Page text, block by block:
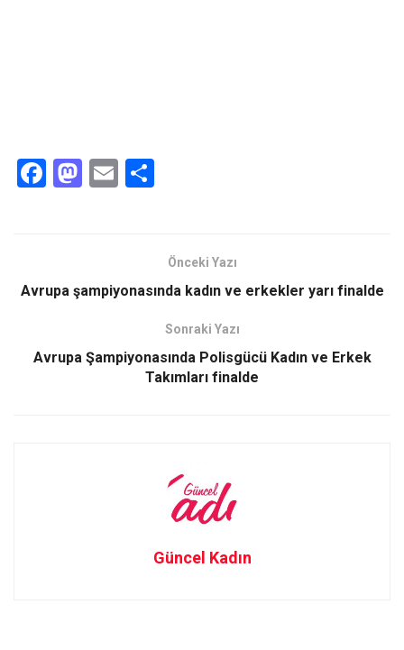
F
o
k
M
d
n
E
Önceki Yazı
Avrupa şampiyonasında kadın ve erkekler yarı finalde
Sonraki Yazı
Avrupa Şampiyonasında Polisgücü Kadın ve Erkek
Takımları finalde
Güncel Kadın